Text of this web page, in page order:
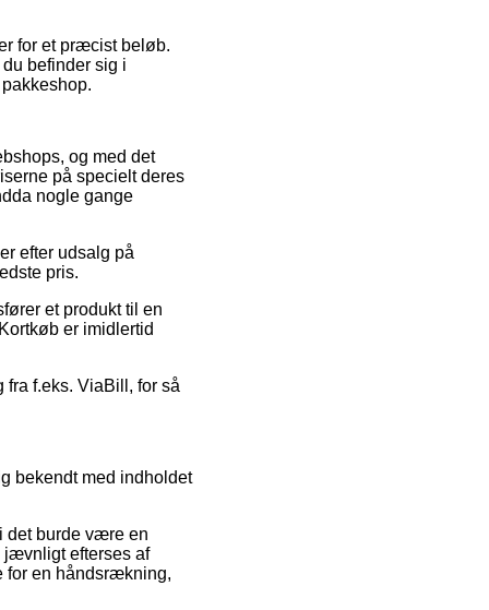
for et præcist beløb.
befinder sig i
og med det
på specielt deres
nogle gange
efter udsalg på
pris.
et produkt til en
er imidlertid
f.eks. ViaBill, for så
bekendt med indholdet
det burde være en
jævnligt efterses af
for en håndsrækning,